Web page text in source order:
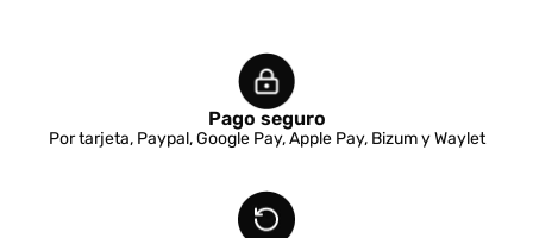
Pago seguro
Por tarjeta, Paypal, Google Pay, Apple Pay, Bizum y Waylet